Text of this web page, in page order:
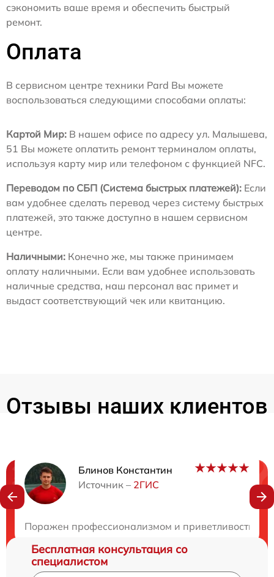
сэкономить ваше время и обеспечить быстрый
ремонт.
Оплата
В сервисном центре техники Pard Вы можете
воспользоваться следующими способами оплаты:
Картой Мир: В нашем офисе по адресу ул. Малышева,
51 Вы можете оплатить ремонт терминалом оплаты,
используя карту мир или телефоном с функцией NFC.
Переводом по СБП (Система быстрых платежей): Если
вам удобнее сделать перевод через систему быстрых
платежей, это также доступно в нашем сервисном
центре.
Наличными: Конечно же, мы также принимаем
оплату наличными. Если вам удобнее использовать
наличные средства, наш персонал вас примет и
выдаст соответствующий чек или квитанцию.
Отзывы наших клиентов
Блинов Константин
Источник – 2ГИС
Поражен профессионализмом и приветливостью
Нужна консультация?
Бесплатная консультация со
специалистом